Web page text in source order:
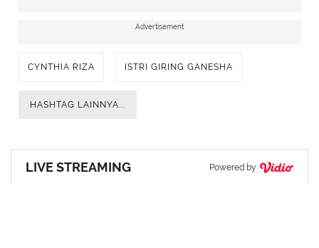
[@cynthiaganesha]
Advertisement
CYNTHIA RIZA ISTRI GIRING GANESHA
HASHTAG LAINNYA...
LIVE STREAMING Powered by